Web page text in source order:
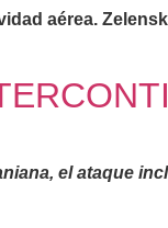
aérea.
el ataque